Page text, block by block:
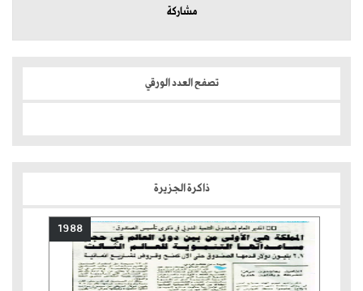
مشاركة
تصفح العدد الورقي
ذاكرة الجزيرة
1988